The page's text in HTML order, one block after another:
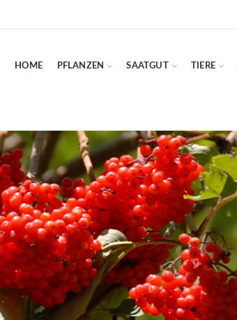
HOME PFLANZEN SAATGUT TIERE